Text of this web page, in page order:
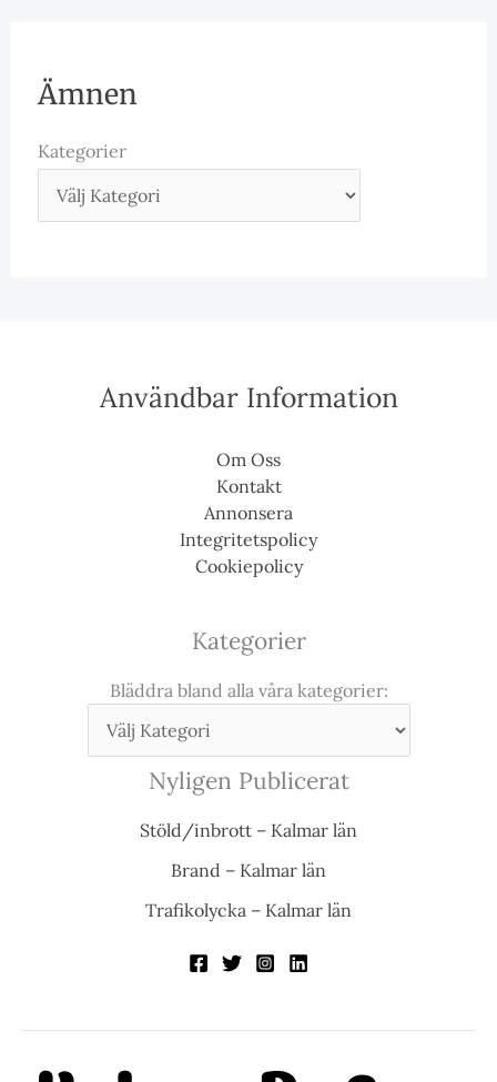
Ämnen
Kategorier
Användbar Information
Om Oss
Kontakt
Annonsera
Integritetspolicy
Cookiepolicy
Kategorier
Bläddra bland alla våra kategorier:
Nyligen Publicerat
Stöld/inbrott – Kalmar län
Brand – Kalmar län
Trafikolycka – Kalmar län